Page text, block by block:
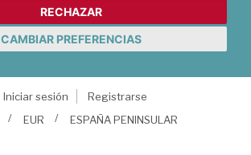
RECHAZAR
CAMBIAR PREFERENCIAS
Iniciar sesión
Registrarse
EUR ESPAÑA PENINSULAR